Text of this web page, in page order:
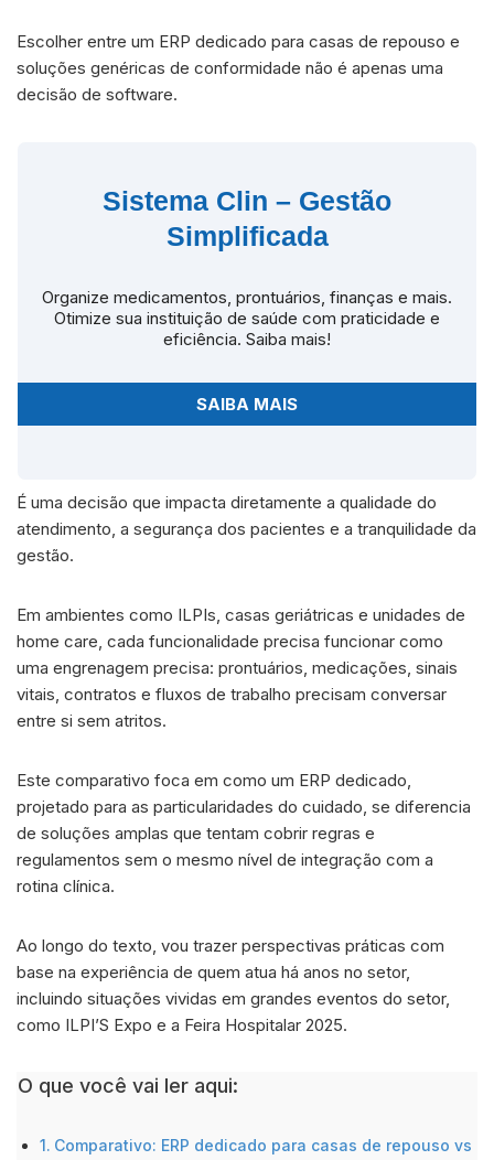
Escolher entre um ERP dedicado para casas de repouso e
soluções genéricas de conformidade não é apenas uma
decisão de software.
Sistema Clin – Gestão
Simplificada
Organize medicamentos, prontuários, finanças e mais.
Otimize sua instituição de saúde com praticidade e
eficiência. Saiba mais!
SAIBA MAIS
É uma decisão que impacta diretamente a qualidade do
atendimento, a segurança dos pacientes e a tranquilidade da
gestão.
Em ambientes como ILPIs, casas geriátricas e unidades de
home care, cada funcionalidade precisa funcionar como
uma engrenagem precisa: prontuários, medicações, sinais
vitais, contratos e fluxos de trabalho precisam conversar
entre si sem atritos.
Este comparativo foca em como um ERP dedicado,
projetado para as particularidades do cuidado, se diferencia
de soluções amplas que tentam cobrir regras e
regulamentos sem o mesmo nível de integração com a
rotina clínica.
Ao longo do texto, vou trazer perspectivas práticas com
base na experiência de quem atua há anos no setor,
incluindo situações vividas em grandes eventos do setor,
como ILPI’S Expo e a Feira Hospitalar 2025.
O que você vai ler aqui:
Comparativo: ERP dedicado para casas de repouso vs